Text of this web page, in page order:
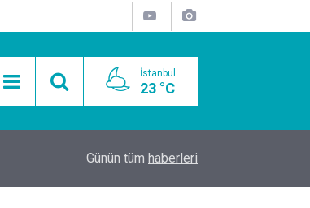
İstanbul
23 °C
Mobil Araçlarla Hayır Lokması Dağıtımının
Günün tüm haberleri